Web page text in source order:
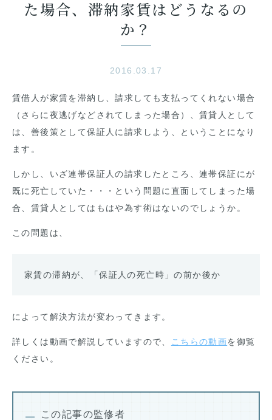
た場合、滞納家賃はどうなるの
か？
2016.03.17
賃借人が家賃を滞納し、請求しても支払ってくれない場合
（さらに夜逃げなどされてしまった場合）、賃貸人として
は、善後策として保証人に請求しよう、ということになり
ます。
しかし、いざ連帯保証人の請求したところ、連帯保証にが
既に死亡していた・・・という問題に直面してしまった場
合、賃貸人としてはもはや為す術はないのでしょうか。
この問題は、
家賃の滞納が、「保証人の死亡時」の前か後か
によって解決方法が変わってきます。
詳しくは動画で解説していますので、 こちらの動画を御覧
ください。
この記事の監修者